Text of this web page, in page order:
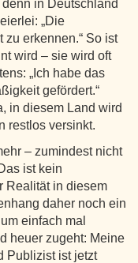
in Deutschland
„Die
erkennen.“ So ist
wird – sie wird oft
„Ich habe das
gefördert.“
in diesem Land wird
restlos versinkt.
– zumindest nicht
ist kein
Realität in diesem
daher noch ein
einfach mal
heuer zugeht: Meine
Publizist ist jetzt